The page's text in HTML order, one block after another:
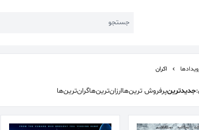
جستجو
اخیر:
اکران
جدید‌ترینپرفروش ترین‌هاارزان‌ترین‌هاگران‌ترین‌ها